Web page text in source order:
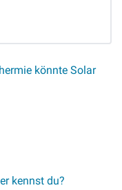
könnte Solar
kennst du?